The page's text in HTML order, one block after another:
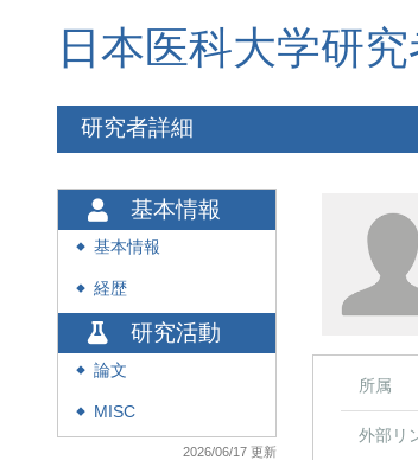
日本医科大学研
研究者詳細
基本情報
◆ 基本情報
◆ 経歴
研究活動
◆ 論文
◆ MISC
2026/06/17 更新
所属
外部リ